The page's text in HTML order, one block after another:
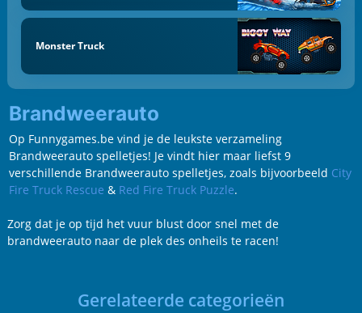
Monster Truck
Brandweerauto
Op Funnygames.be vind je de leukste verzameling
Brandweerauto spelletjes! Je vindt hier maar liefst 9
verschillende Brandweerauto spelletjes, zoals bijvoorbeeld City
Fire Truck Rescue & Red Fire Truck Puzzle.
Zorg dat je op tijd het vuur blust door snel met de
brandweerauto naar de plek des onheils te racen!
Gerelateerde categorieën